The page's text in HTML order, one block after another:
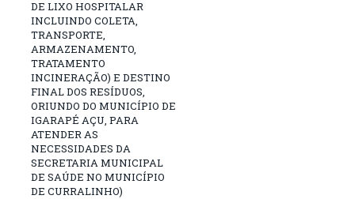
DE LIXO HOSPITALAR
INCLUINDO COLETA,
TRANSPORTE,
ARMAZENAMENTO,
TRATAMENTO
INCINERAÇÃO) E DESTINO
FINAL DOS RESÍDUOS,
ORIUNDO DO MUNICÍPIO DE
IGARAPÉ AÇU, PARA
ATENDER AS
NECESSIDADES DA
SECRETARIA MUNICIPAL
DE SAÚDE NO MUNICÍPIO
DE CURRALINHO)